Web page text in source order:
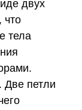
двух
что
тела
Две петли